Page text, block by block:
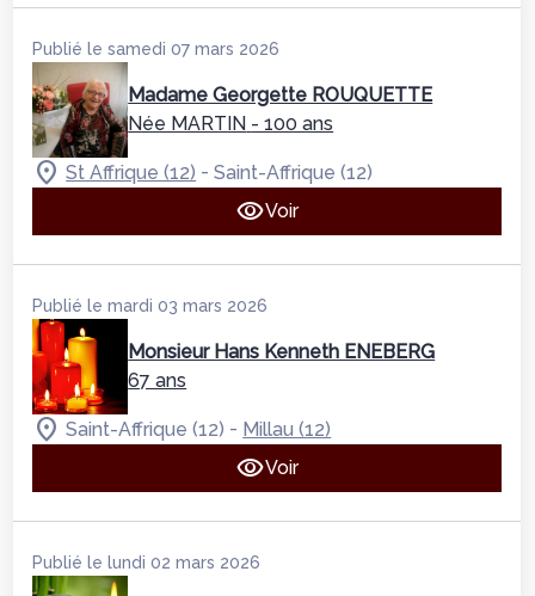
Publié le samedi 07 mars 2026
Madame Georgette ROUQUETTE
Née MARTIN - 100 ans
St Affrique (12) -Saint-Affrique (12)
Voir
Publié le mardi 03 mars 2026
Monsieur Hans Kenneth ENEBERG
67 ans
Saint-Affrique (12) - Millau (12)
Voir
Publié le lundi 02 mars 2026